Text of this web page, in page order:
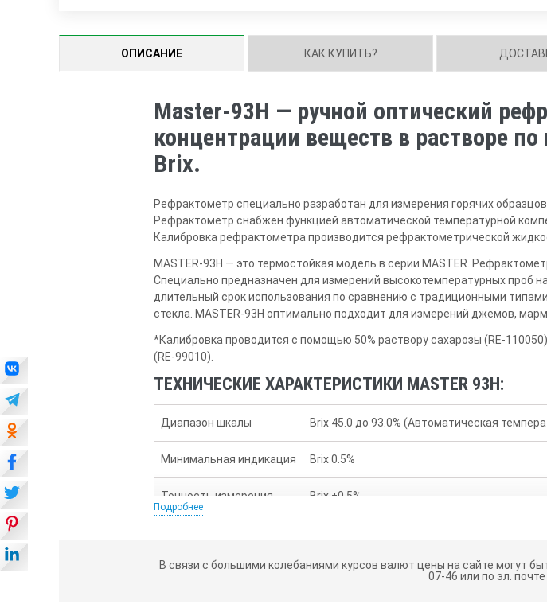
ОПИСАНИЕ КАК КУПИТЬ?
Master-93H — ручной оптический
концентрации веществ в растворе
Brix.
Рефрактометр специально разработан для измерения горячих
Рефрактометр снабжен функцией автоматической температурной
Калибровка рефрактометра производится рефрактометрической
MASTER-93H — это термостойкая модель в серии MASTER.
Специально предназначен для измерений высокотемпературных проб
длительный срок использования по сравнению с традиционными
стекла. MASTER-93H оптимально подходит для измерений джемов,
*Калибровка проводится с помощью 50% раствору сахарозы (RE-
(RE-99010).
ТЕХНИЧЕСКИЕ ХАРАКТЕРИСТИКИ MASTER 93H:
Диапазон шкалы Brix 45.0 до 93.0% (Автоматическая
Минимальная индикация Brix 0.5%
Точность измерения Brix ±0.5%
Класс защиты IP65 (кроме окуляра), защита от пыли и
Подробнее
В связи с большими колебаниями курсов валют цены на сайте могут
07-46 или по эл.